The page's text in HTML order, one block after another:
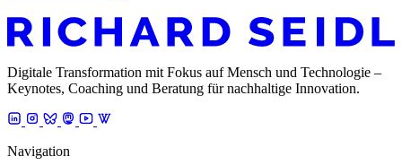
Digitale Transformation mit Fokus auf Mensch und Technologie –
Keynotes, Coaching und Beratung für nachhaltige Innovation.
Navigation